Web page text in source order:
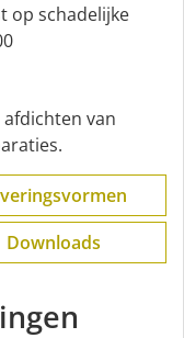
op schadelijke
van
Downloads